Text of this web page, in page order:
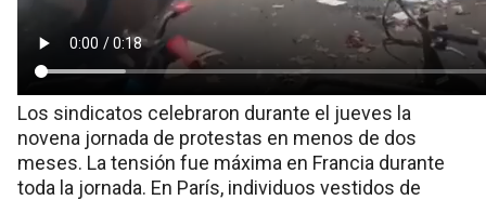
Los sindicatos celebraron durante el jueves la
novena jornada de protestas en menos de dos
meses. La tensión fue máxima en Francia durante
toda la jornada. En París, individuos vestidos de